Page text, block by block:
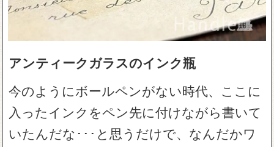
アンティークガラスのインク瓶
今のようにボールペンがない時代、ここに
入ったインクをペン先に付けながら書いて
いたんだな･･･と思うだけで、なんだかワ